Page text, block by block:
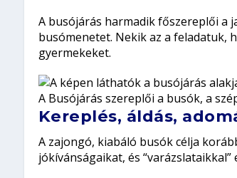
A busójárás harmadik főszereplői a
busómenetet. Nekik az a feladatuk,
gyermekeket.
A Busójárás szereplői a busók, a
Kereplés, áldás,
A zajongó, kiabáló busók célja
jókívánságaikat, és